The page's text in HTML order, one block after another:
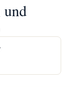
und